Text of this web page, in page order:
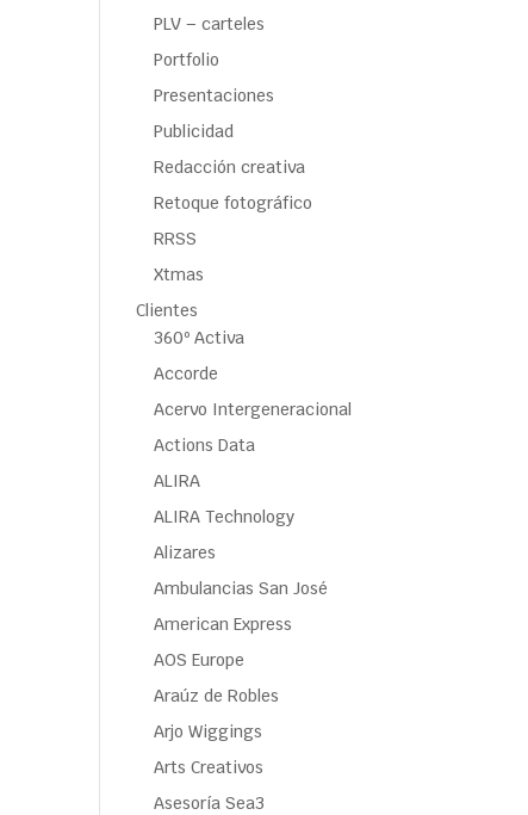
PLV – carteles
Portfolio
Presentaciones
Publicidad
Redacción creativa
Retoque fotográfico
RRSS
Xtmas
Clientes
360º Activa
Accorde
Acervo Intergeneracional
Actions Data
ALIRA
ALIRA Technology
Alizares
Ambulancias San José
American Express
AOS Europe
Araúz de Robles
Arjo Wiggings
Arts Creativos
Asesoría Sea3